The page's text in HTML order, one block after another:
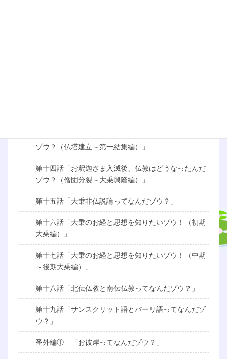
ゾウ？（仏塔建立～第一結集編）」
第十四話「お釈迦さま入滅後、仏教はどうなったんだ
ゾウ？（僧団分裂～大乗興隆編）」
第十五話「大乗非仏説論ってなんだゾウ？」
第十六話「大乗のお経と思想を知りたいゾウ！（初期
大乗編）」
第十七話「大乗のお経と思想を知りたいゾウ！（中期
～後期大乗編）」
第十八話「北伝仏教と南伝仏教ってなんだゾウ？」
第十九話「サンスクリット語とパーリ語ってなんだゾ
ウ？」
番外編① 「お彼岸ってなんだゾウ？」